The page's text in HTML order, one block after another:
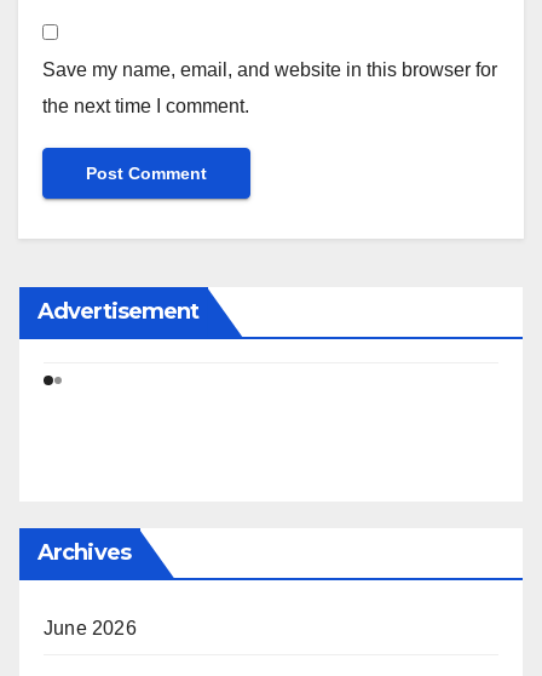
Save my name, email, and website in this browser for
the next time I comment.
Advertisement
Archives
June 2026